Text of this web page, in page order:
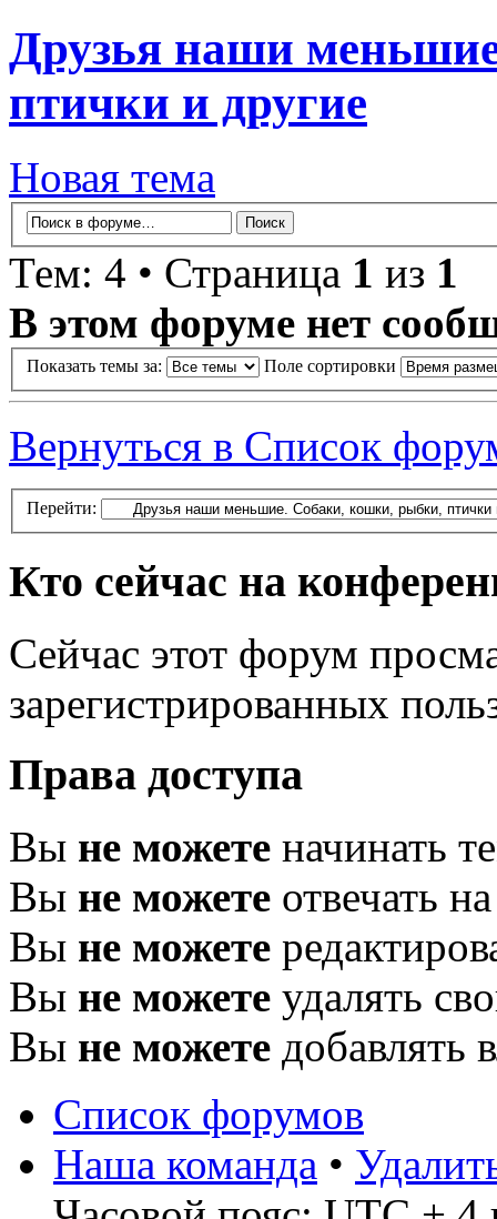
Друзья наши
птички и другие
Новая тема
Тем: 4 • Страница 1 из 1
В этом форуме нет
Показать темы за: Поле сортировки
Вернуться в Список
Перейти:
Кто сейчас на
Сейчас этот форум
зарегистрированных
Права доступа
Вы не можете начинать
Вы не можете отвечать
Вы не можете
Вы не можете удалять
Вы не можете добавлять
Список форумов
Наша команда •